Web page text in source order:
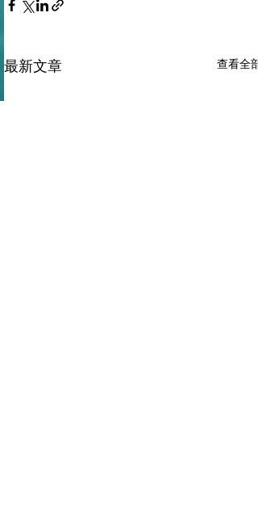
最新文章 查看全部